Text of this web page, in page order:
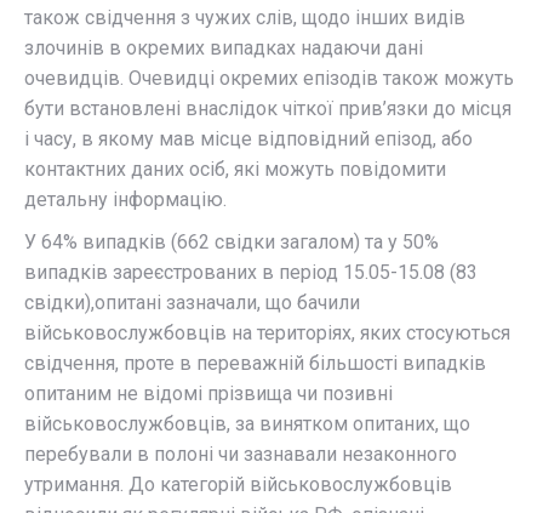
також свідчення з чужих слів, щодо інших видів
злочинів в окремих випадках надаючи дані
очевидців. Очевидці окремих епізодів також можуть
бути встановлені внаслідок чіткої прив’язки до місця
і часу, в якому мав місце відповідний епізод, або
контактних даних осіб, які можуть повідомити
детальну інформацію.
У 64% випадків (662 свідки загалом) та у 50%
випадків зареєстрованих в період 15.05-15.08 (83
свідки),опитані зазначали, що бачили
військовослужбовців на територіях, яких стосуються
свідчення, проте в переважній більшості випадків
опитаним не відомі прізвища чи позивні
військовослужбовців, за винятком опитаних, що
перебували в полоні чи зазнавали незаконного
утримання. До категорій військовослужбовців